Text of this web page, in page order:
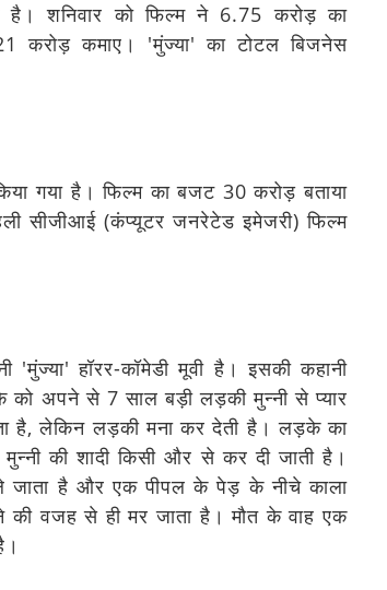
शनिवार को फिल्म ने 6.75 करोड़ का
करोड़ कमाए। 'मुंज्या' का टोटल बिजनेस
गया है। फिल्म का बजट 30 करोड़ बताया
सीजीआई (कंप्यूटर जनरेटेड इमेजरी) फिल्म
हॉरर-कॉमेडी मूवी है। इसकी कहानी
अपने से 7 साल बड़ी लड़की मुन्नी से प्यार
है, लेकिन लड़की मना कर देती है। लड़के का
की शादी किसी और से कर दी जाती है।
जाता है और एक पीपल के पेड़ के नीचे काला
की वजह से ही मर जाता है। मौत के वाह एक